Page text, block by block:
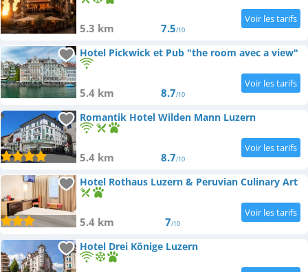
5.3 km 7.5/10
Hotel Pickwick et Pub "the room avec a view"
5.4 km 8.7/10
Romantik Hotel Wilden Mann Luzern
5.4 km 8.7/10
Hotel Rothaus Luzern & Peruvian Culinary Art
5.4 km 7/10
Hotel Drei Könige Luzern